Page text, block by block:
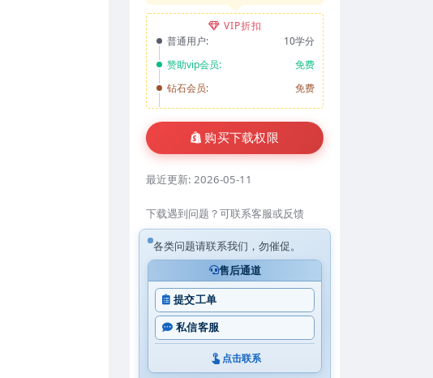
VIP折扣
普通用户:
10学分
赞助vip会员:
免费
钻石会员:
免费
购买下载权限
最近更新: 2026-05-11
下载遇到问题？可联系客服或反馈
各类问题请联系我们，勿催促。
售后通道
提交工单
私信客服
点击联系